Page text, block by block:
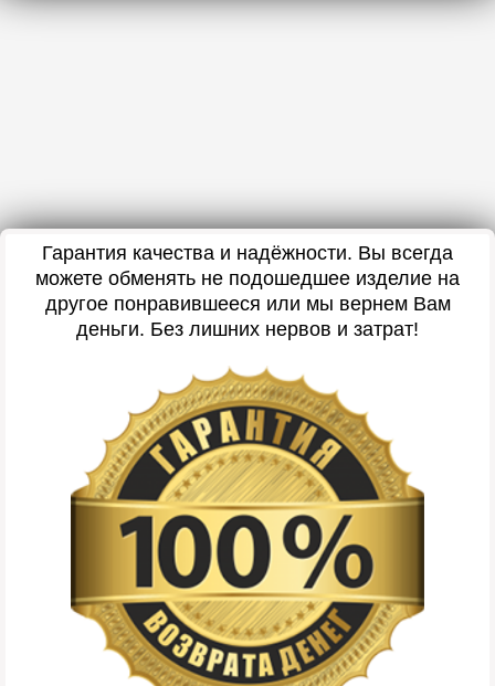
Гарантия качества и надёжности. Вы всегда
можете обменять не подошедшее изделие на
другое понравившееся или мы вернем Вам
деньги. Без лишних нервов и затрат!